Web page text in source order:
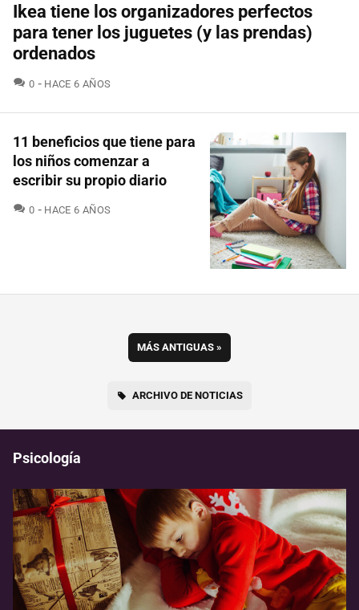
Ikea tiene los organizadores perfectos
para tener los juguetes (y las prendas)
ordenados
0 COMENTARIOS
HACE 6 AÑOS
11 beneficios que tiene para
los niños comenzar a
escribir su propio diario
0 COMENTARIOS
HACE 6 AÑOS
MÁS ANTIGUAS »
ARCHIVO DE NOTICIAS
Psicología